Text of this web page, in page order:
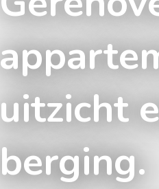
uitzicht
berging.